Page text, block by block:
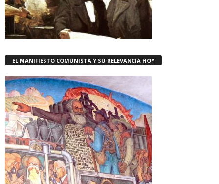
EL MANIFIESTO COMUNISTA Y SU RELEVANCIA HOY